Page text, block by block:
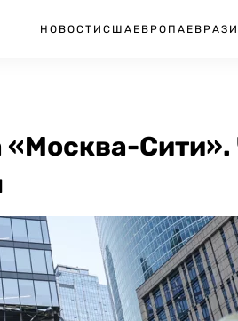
НОВОСТИ США ЕВРОПА
«Москва-Сити».